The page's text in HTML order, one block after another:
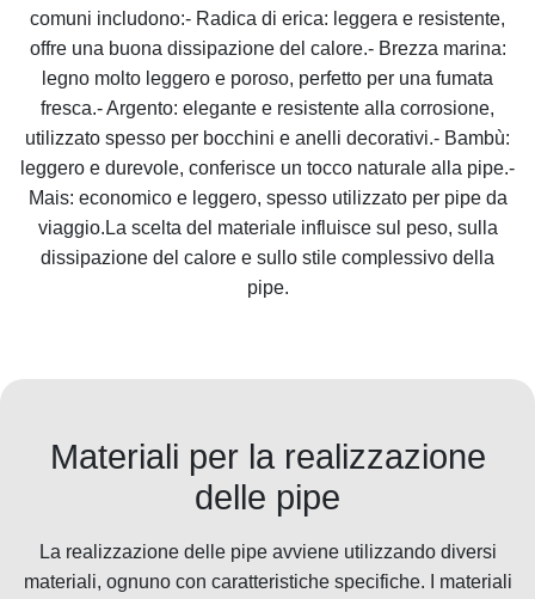
comuni includono:- Radica di erica: leggera e resistente,
offre una buona dissipazione del calore.- Brezza marina:
legno molto leggero e poroso, perfetto per una fumata
fresca.- Argento: elegante e resistente alla corrosione,
utilizzato spesso per bocchini e anelli decorativi.- Bambù:
leggero e durevole, conferisce un tocco naturale alla pipe.-
Mais: economico e leggero, spesso utilizzato per pipe da
viaggio.La scelta del materiale influisce sul peso, sulla
dissipazione del calore e sullo stile complessivo della
pipe.
Materiali per la realizzazione
delle pipe
La realizzazione delle pipe avviene utilizzando diversi
materiali, ognuno con caratteristiche specifiche. I materiali